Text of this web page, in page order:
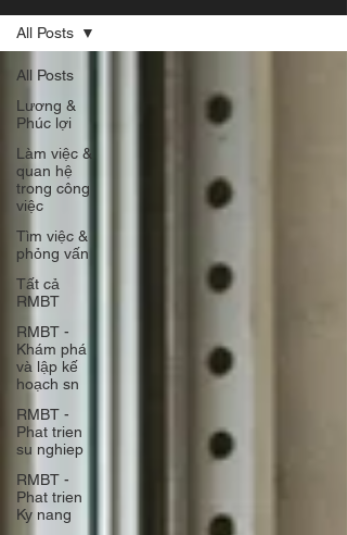
All Posts
Lương &
Phúc lợi
Làm việc &
quan hệ
trong công
việc
Tìm việc &
phỏng vấn
Tất cả
RMBT
RMBT -
Khám phá
và lập kế
hoạch sn
RMBT -
Phat trien
su nghiep
RMBT -
Phat trien
Ky nang
All Posts